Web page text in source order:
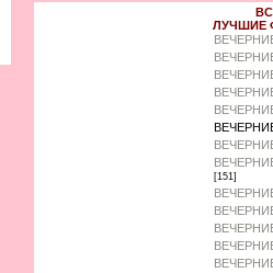
ЛУЧШИЕ
[151]